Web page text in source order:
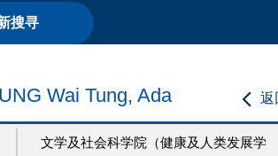
搜寻
返
Wai Tung, Ada
文学及社会科学院（健康及人类发展学